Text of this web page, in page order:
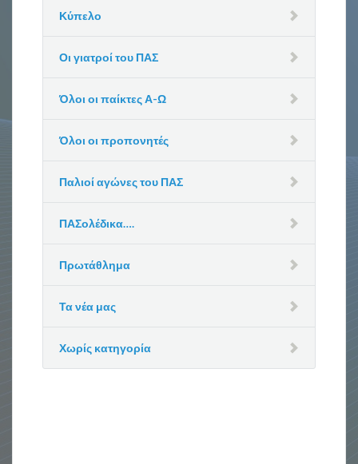
Κύπελο
Οι γιατροί του ΠΑΣ
Όλοι οι παίκτες Α-Ω
Όλοι οι προπονητές
Παλιοί αγώνες του ΠΑΣ
ΠΑΣολέδικα….
Πρωτάθλημα
Τα νέα μας
Χωρίς κατηγορία